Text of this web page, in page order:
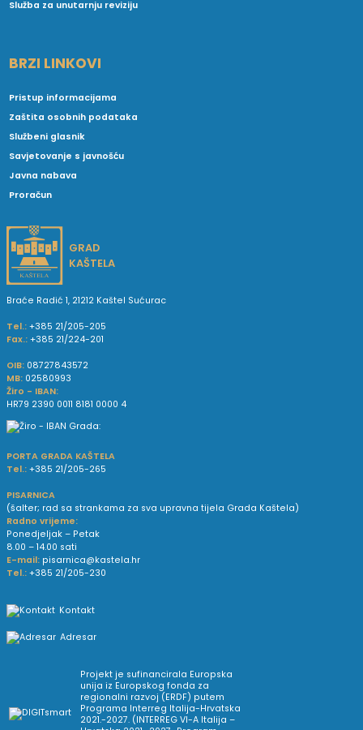
Služba za unutarnju reviziju
BRZI LINKOVI
Pristup informacijama
Zaštita osobnih podataka
Službeni glasnik
Savjetovanje s javnošću
Javna nabava
Proračun
GRAD
KAŠTELA
Braće Radić 1, 21212 Kaštel Sućurac
Tel.: +385 21/205-205
Fax.: +385 21/224-201
OIB: 08727843572
MB: 02580993
Žiro - IBAN:
HR79 2390 0011 8181 0000 4
PORTA GRADA KAŠTELA
Tel.: +385 21/205-265
PISARNICA
(šalter; rad sa strankama za sva upravna tijela Grada Kaštela)
Radno vrijeme:
Ponedjeljak – Petak
8.00 – 14.00 sati
E-mail: pisarnica@kastela.hr
Tel.: +385 21/205-230
Kontakt
Adresar
Projekt je sufinancirala Europska
unija iz Europskog fonda za
regionalni razvoj (ERDF) putem
Programa Interreg Italija-Hrvatska
2021.-2027. (INTERREG VI-A Italija –